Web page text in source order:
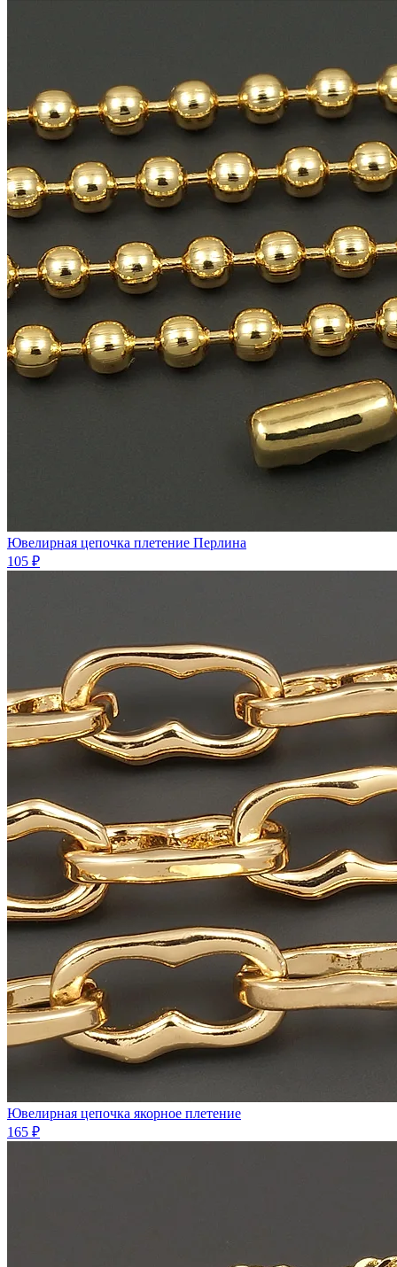
Ювелирная цепочка плетение Перлина
105 ₽
Ювелирная цепочка якорное плетение
165 ₽